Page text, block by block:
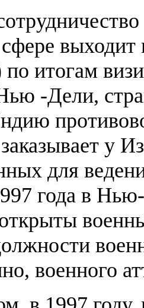
итогам
-Дели,
у
для
года в
военного